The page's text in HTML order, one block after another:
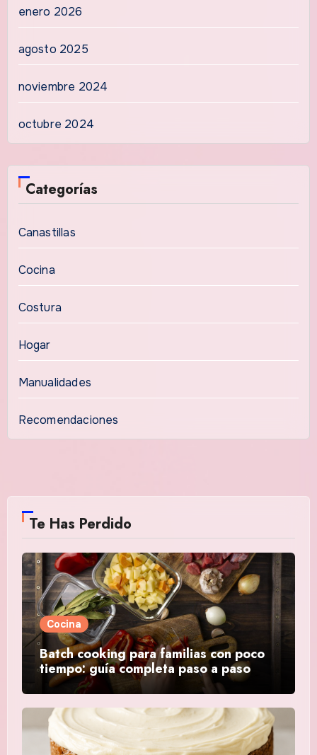
enero 2026
agosto 2025
noviembre 2024
octubre 2024
Categorías
Canastillas
Cocina
Costura
Hogar
Manualidades
Recomendaciones
Te Has Perdido
Cocina
Batch cooking para familias con poco
tiempo: guía completa paso a paso